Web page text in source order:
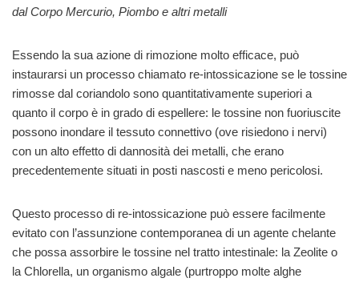
dal Corpo Mercurio, Piombo e altri metalli
Essendo la sua azione di rimozione molto efficace, può
instaurarsi un processo chiamato re-intossicazione se le tossine
rimosse dal coriandolo sono quantitativamente superiori a
quanto il corpo è in grado di espellere: le tossine non fuoriuscite
possono inondare il tessuto connettivo (ove risiedono i nervi)
con un alto effetto di dannosità dei metalli, che erano
precedentemente situati in posti nascosti e meno pericolosi.
Questo processo di re-intossicazione può essere facilmente
evitato con l’assunzione contemporanea di un agente chelante
che possa assorbire le tossine nel tratto intestinale: la Zeolite o
la Chlorella, un organismo algale (purtroppo molte alghe